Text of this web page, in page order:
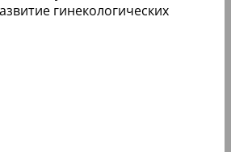
гинекологических